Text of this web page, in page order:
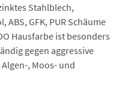
Stahlblech,
GFK, PUR Schäume
Hausfarbe ist besonders
gegen aggressive
, Moos- und